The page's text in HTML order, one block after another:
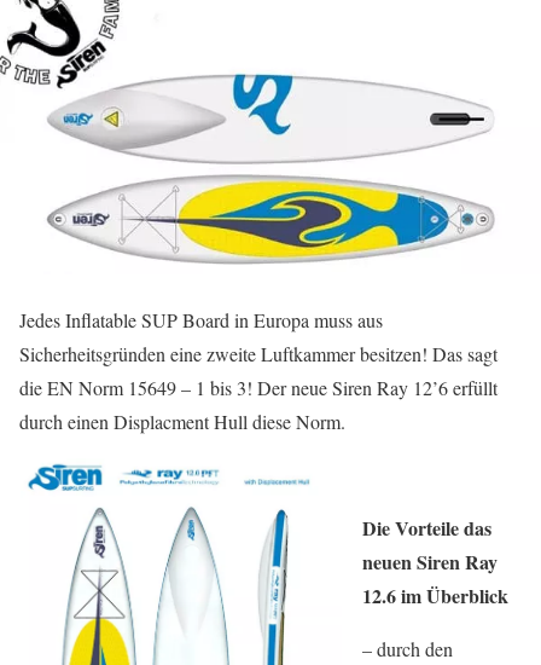
Jedes Inflatable SUP Board in Europa muss aus
Sicherheitsgründen eine zweite Luftkammer besitzen! Das sagt
die EN Norm 15649 – 1 bis 3! Der neue Siren Ray 12’6 erfüllt
durch einen Displacment Hull diese Norm.
Die Vorteile das
neuen Siren Ray
12.6 im Überblick
– durch den